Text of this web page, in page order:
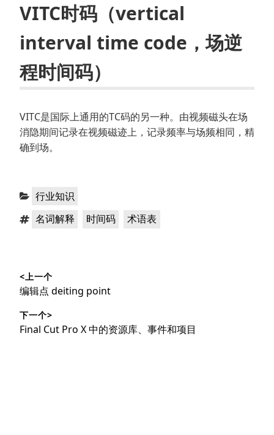
VITC时码（vertical
interval time code，场逆
程时间码）
VITC是国际上通用的TC码的另一种。由视频磁头在场
消隐期间记录在视频磁迹上，记录频率与场频相同，精
确到场。
分 行业知识
标 名词解释 ，时间码 ，
术语表
章
导
航
<上一个
上
文
章：
编辑点 deiting point
下一个>
下
Final Cut Pro X 中的资源库、事件和项目